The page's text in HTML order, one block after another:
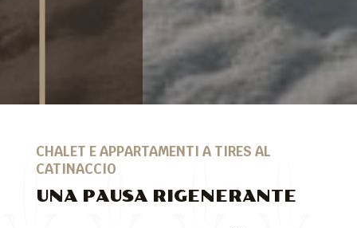
CHALET E APPARTAMENTI A TIRES AL
CATINACCIO
UNA PAUSA RIGENERANTE